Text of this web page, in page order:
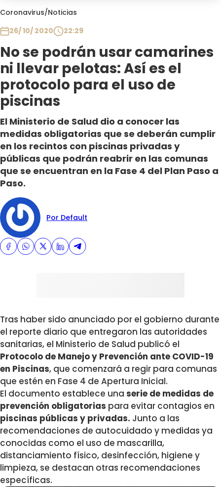
Coronavirus/Noticias
26/ 10/ 2020
22:29
No se podrán usar camarines
ni llevar pelotas: Así es el
protocolo para el uso de
piscinas
El Ministerio de Salud dio a conocer las
medidas obligatorias que se deberán cumplir
en los recintos con piscinas privadas y
públicas que podrán reabrir en las comunas
que se encuentran en la Fase 4 del Plan Paso a
Paso.
Por Default
Tras haber sido anunciado por el gobierno durante
el reporte diario que entregaron las autoridades
sanitarias, el Ministerio de Salud publicó el
Protocolo de Manejo y Prevención ante COVID-19
en Piscinas, que comenzará a regir para comunas
que estén en Fase 4 de Apertura Inicial.
El documento establece una serie de medidas de
prevención obligatorias para evitar contagios en
piscinas públicas y privadas. Junto a las
recomendaciones de autocuidado y medidas ya
conocidas como el uso de mascarilla,
distanciamiento físico, desinfección, higiene y
limpieza, se destacan otras recomendaciones
específicas.
Club De La Comedia
Plan Perfecto
El Tiempo
Sabingo
Todos Los Programas